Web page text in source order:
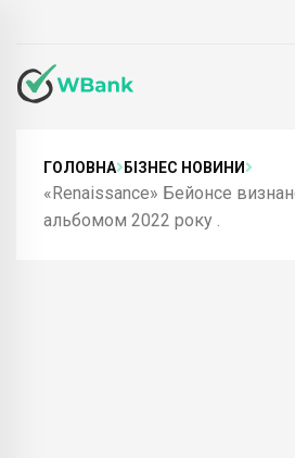
ГОЛОВНА БІЗНЕС НОВИНИ
«Renaissance» Бейонсе
альбомом 2022 року .